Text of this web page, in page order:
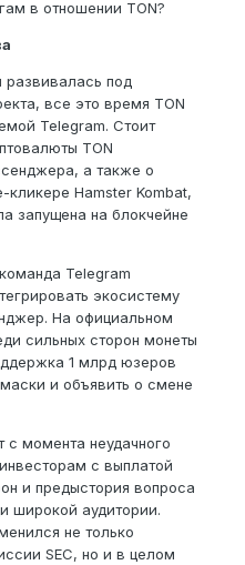
в отношении TON?
развивалась под
все это время TON
Telegram. Стоит
TON
а также о
кликере Hamster Kombat,
запущена на блокчейне
Telegram
экосистему
На официальном
сильных сторон монеты
1 млрд юзеров
и объявить о смене
момента неудачного
с выплатой
и предыстория вопроса
широкой аудитории.
не только
SEC, но и в целом